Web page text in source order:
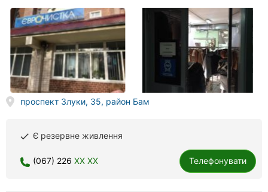
Всі
міста:
Тернопіль
Вінниця
Житомир
Хмельницький
Рівне
проспект Злуки, 35, район Бам
done Є резервне живлення
(067) 226 XX XX Телефонувати